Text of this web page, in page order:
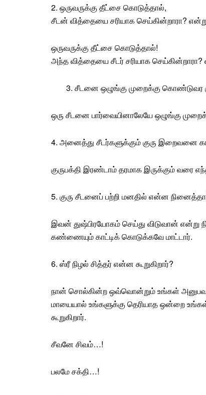
2. ஒருவருக்கு தீட்சை கொடுத்தால்,
சீடன் வித்தையை சரியாக செய்கின்றாரா? என்று
ஒருவருக்கு தீட்சை கொடுத்தால்!
அந்த வித்தையை சீடர் சரியாக செய்கின்றாரா?
3. சீடனை ஒழுங்கு முறைக்கு கொண்டுவர
ஒரு சீடனை பார்வையினாலேயே ஒழுங்கு
4. அனைத்து சீடர்களுக்கும் குரு இறைவனை
குருபக்தி இரண்டாம் தரமாக இருக்கும் வரை
5. குரு சீடனைப் பற்றி மனதில் என்ன
இவன் துஷ்பிரயோகம் செய்து விடுவான் என்று
கண்ணையும் காட்டிக் கொடுக்கவே மாட்டார்.
6. ஸ்ரீ நிழல் சித்தர்என்ன கூறுகிறார்?
நான் சொல்கின்ற ஒவ்வொன்றும் உங்கள்
மாயையால் உங்களுக்கு தெரியாத ஒன்றை
கூறுகிறார்.
சீவனே சிவம்…!
பலமே சக்தி…!